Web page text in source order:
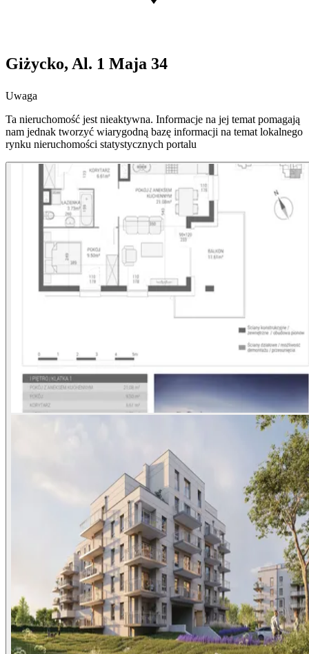
Giżycko, Al. 1 Maja 34
Uwaga
Ta nieruchomość jest nieaktywna. Informacje na jej temat pomagają
nam jednak tworzyć wiarygodną bazę informacji na temat lokalnego
rynku nieruchomości statystycznych portalu